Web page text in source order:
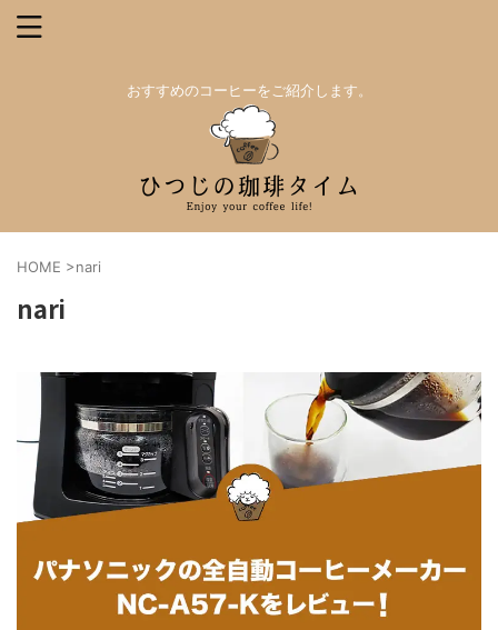
おすすめのコーヒーをご紹介します。
HOME >nari
nari